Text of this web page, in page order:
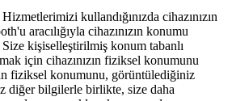
kullandığınızda cihazınızın
aracılığıyla cihazınızın konumu
kişiselleştirilmiş konum tabanlı
için cihazınızın fiziksel konumunu
fiziksel konumunu, görüntülediğiniz
diğer bilgilerle birlikte, size daha